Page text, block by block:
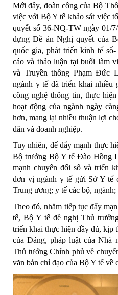
Mới đây, đoàn công của Bộ
việc với Bộ Y tế khảo sát việc
quyết số 36-NQ-TW ngày 01/
dựng Đề án Nghị quyết của
quốc gia, phát triển kinh tế
cáo và thảo luận tại buổi làm
và Truyền thông Phạm Đức
ngành y tế đã triển khai nhiều
công nghệ thông tin, thực
hoạt động của ngành ngày
hơn, mang lại nhiều thuận lợi
dân và doanh nghiệp.
Tuy nhiên, để đẩy mạnh thực
Bộ trưởng Bộ Y tế Đào Hồng
mạnh chuyển đổi số và triển
đơn vị ngành y tế gửi Sở Y tế
Trung ương; y tế các bộ,
Theo đó, nhằm tiếp tục đẩy
tế, Bộ Y tế đề nghị Thủ
triển khai thực hiện đầy đủ, kịp
của Đảng, pháp luật của Nhà
Thủ tướng Chính phủ về
văn bản chỉ đạo của Bộ Y tế về